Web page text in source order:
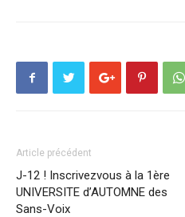
Article précédent
J-12 ! Inscrivezvous à la 1ère
UNIVERSITE d’AUTOMNE des
Sans-Voix